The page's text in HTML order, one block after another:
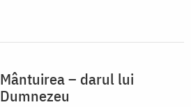
Mântuirea – darul lui
Dumnezeu